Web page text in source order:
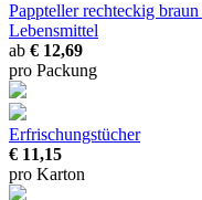
Pappteller rechteckig braun
Lebensmittel
ab € 12,69
pro Packung
Erfrischungstücher
€ 11,15
pro Karton